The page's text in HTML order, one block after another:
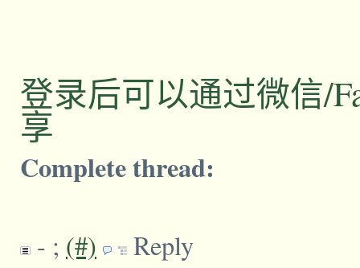
登录后可以通过微信/
享
Complete thread:
- ; (#) Reply